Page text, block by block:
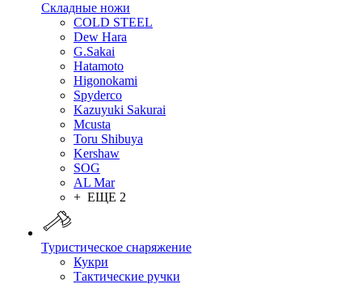
Складные ножи
COLD STEEL
Dew Hara
G.Sakai
Hatamoto
Higonokami
Spyderco
Kazuyuki Sakurai
Mcusta
Toru Shibuya
Kershaw
SOG
AL Mar
+ ЕЩЕ 2
Туристическое снаряжение
Кукри
Тактические ручки